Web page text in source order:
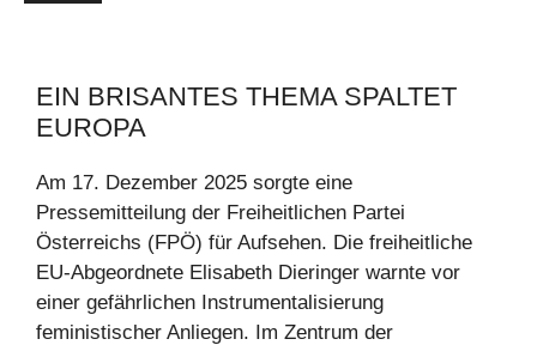
EIN BRISANTES THEMA SPALTET
EUROPA
Am 17. Dezember 2025 sorgte eine
Pressemitteilung der Freiheitlichen Partei
Österreichs (FPÖ) für Aufsehen. Die freiheitliche
EU-Abgeordnete Elisabeth Dieringer warnte vor
einer gefährlichen Instrumentalisierung
feministischer Anliegen. Im Zentrum der